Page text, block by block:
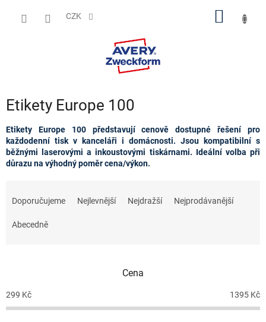
CZK
Etikety Europe 100
Etikety Europe 100 představují cenově dostupné řešení pro
každodenní tisk v kanceláři i domácnosti. Jsou kompatibilní s
běžnými laserovými a inkoustovými tiskárnami. Ideální volba při
důrazu na výhodný poměr cena/výkon.
o
d
Doporučujeme Nejlevnější Nejdražší Nejprodávanější
Abecedně
Cena
299 Kč 1395 Kč